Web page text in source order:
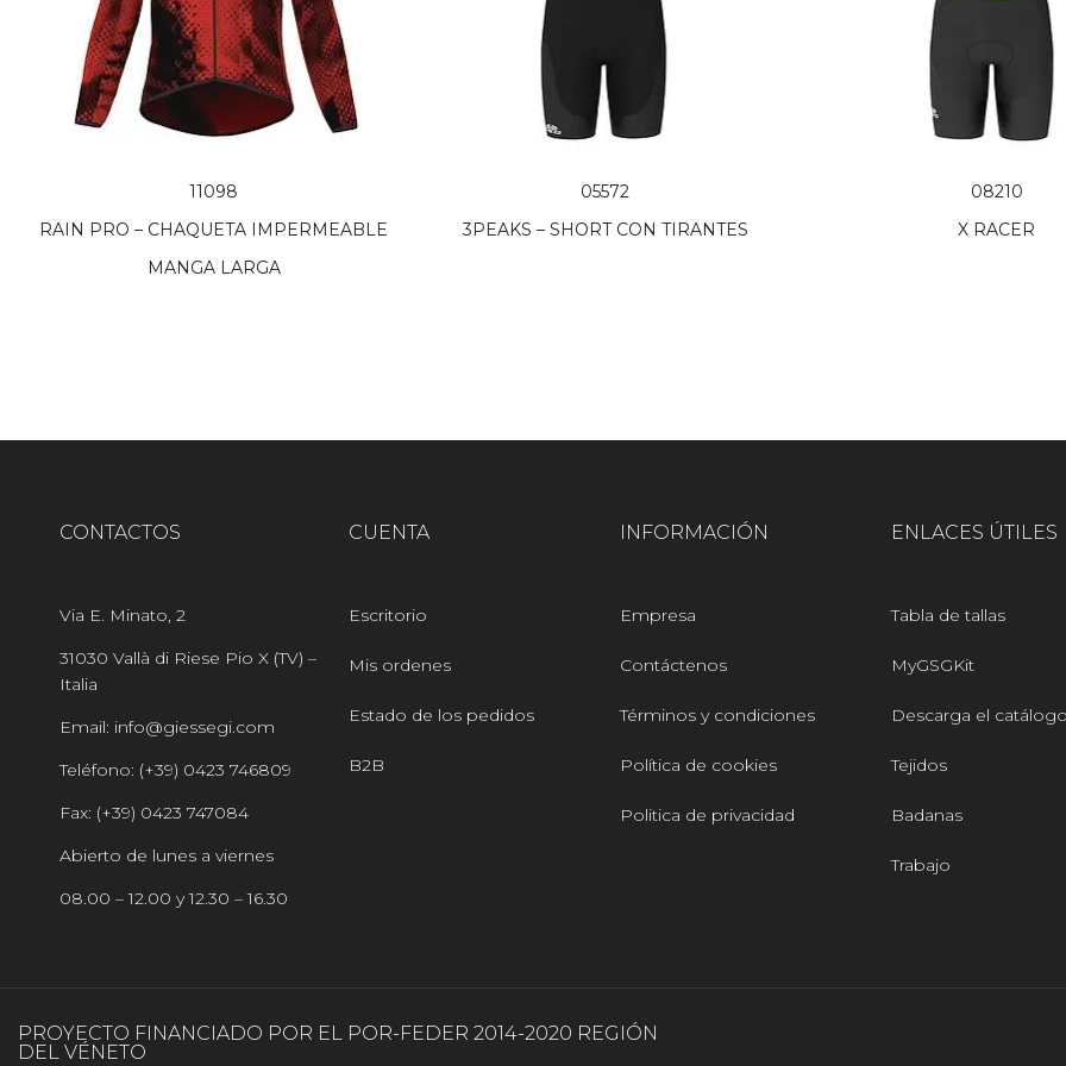
11098
RAIN PRO – CHAQUETA IMPERMEABLE
MANGA LARGA
05572
3PEAKS – SHORT CON TIRANTES
08210
X RACER
CONTACTOS
Via E. Minato, 2
31030 Vallà di Riese Pio X (TV) –
Italia
Email: info@giessegi.com
Teléfono: (+39) 0423 746809
Fax: (+39) 0423 747084
Abierto de lunes a viernes
08.00 – 12.00 y 12.30 – 16.30
CUENTA
Escritorio
Mis ordenes
Estado de los pedidos
B2B
INFORMACIÓN
Empresa
Contáctenos
Términos y condiciones
Política de cookies
Politica de privacidad
ENLACES ÚTILES
Tabla de tallas
MyGSGKit
Descarga el catálogo
Tejidos
Badanas
Trabajo
PROYECTO FINANCIADO POR EL POR-FEDER 2014-2020 REGIÓN
DEL VÉNETO